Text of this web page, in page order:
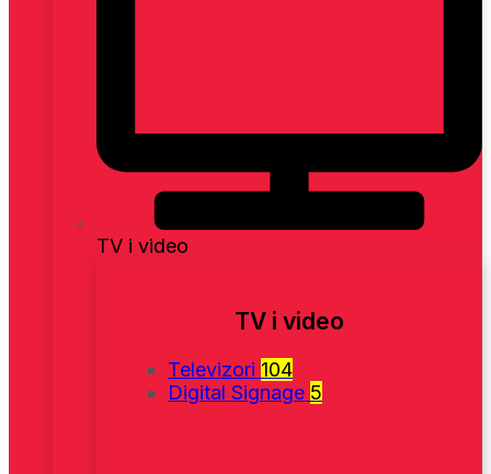
TV i video
TV i video
Televizori 104
Digital Signage 5